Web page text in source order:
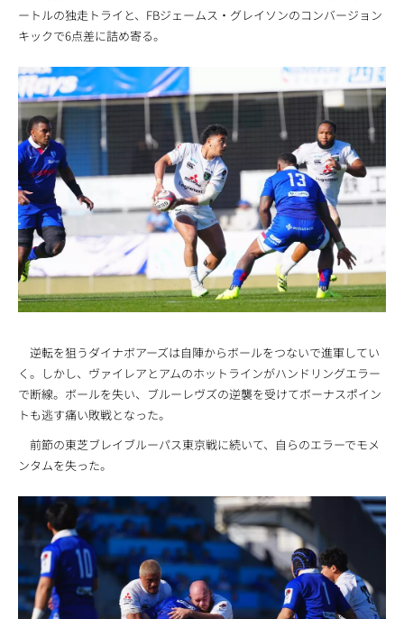
ートルの独走トライと、FBジェームス・グレイソンのコンバージョン
キックで6点差に詰め寄る。
逆転を狙うダイナボアーズは自陣からボールをつないで進軍してい
く。しかし、ヴァイレアとアムのホットラインがハンドリングエラー
で断線。ボールを失い、ブルーレヴズの逆襲を受けてボーナスポイン
トも逃す痛い敗戦となった。
前節の東芝ブレイブルーパス東京戦に続いて、自らのエラーでモメ
ンタムを失った。